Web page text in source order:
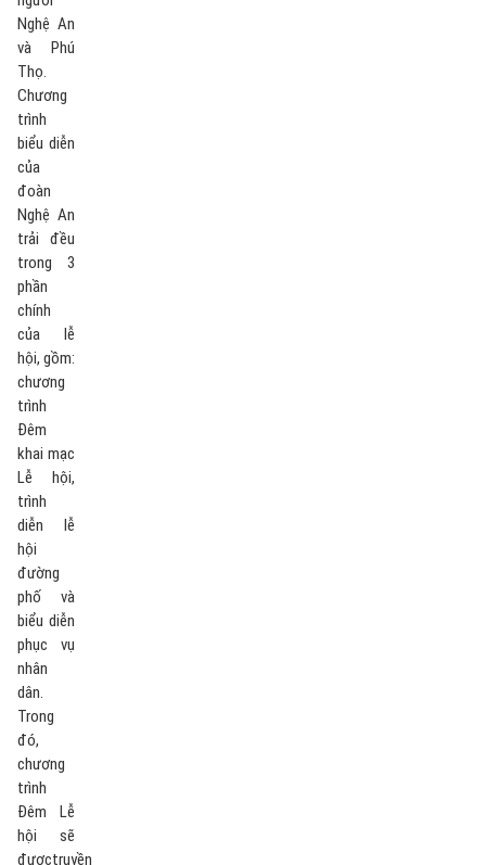
Nghệ An
và Phú
Thọ.
Chương
trình
biểu diễn
của
đoàn
Nghệ An
trải đều
trong 3
phần
chính
của lễ
hội, gồm:
chương
trình
Đêm
khai mạc
Lễ hội,
trình
diễn lễ
hội
đường
phố và
biểu diễn
phục vụ
nhân
dân.
Trong
đó,
chương
trình
Đêm Lễ
hội sẽ
đượctruyền